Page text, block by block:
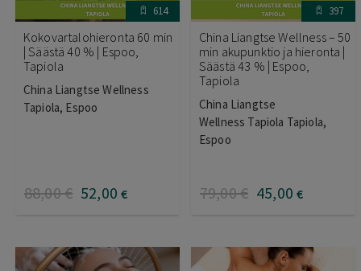
614
Kokovartalohieronta 60 min
| Säästä 40 % | Espoo,
Tapiola
China Liangtse Wellness
Tapiola, Espoo
88,00€ 52,00 €
397
China Liangtse Wellness – 50
min akupunktio ja hieronta |
Säästä 43 % | Espoo,
Tapiola
China Liangtse
Wellness Tapiola Tapiola,
Espoo
79,00€ 45,00 €